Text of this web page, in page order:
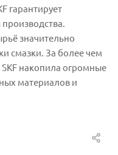
гарантирует
значительно
смазки. За более чем
накопила огромные
материалов и